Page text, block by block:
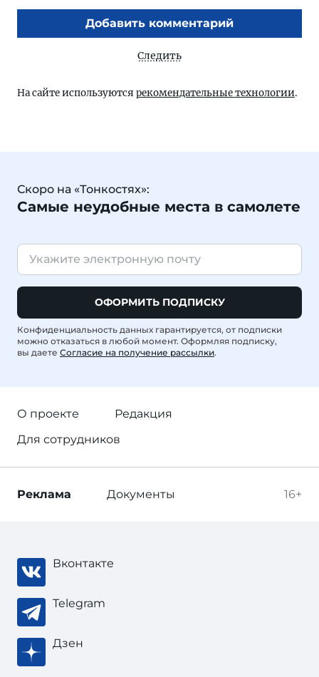
Добавить комментарий
Следить
На сайте используются рекомендательные технологии.
Скоро на «Тонкостях»:
Самые неудобные места в самолете
ОФОРМИТЬ ПОДПИСКУ
Конфиденциальность данных гарантируется, от подписки
можно отказаться в любой момент. Оформляя подписку,
вы даете Согласие на получение рассылки.
О проекте
Редакция
Для сотрудников
16+
Реклама Документы
Вконтакте
Telegram
Дзен